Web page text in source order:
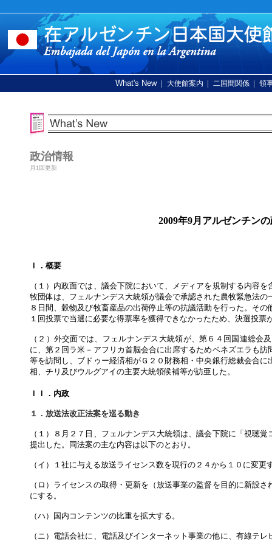
What's New | 大使館案内 | 二国間関係 | 領
政治情報
月1回更新
2009年9月アルゼンチン
Ｉ．概要
（１）内政面では、議会下院において、メディアを規制する内容
牧団体は、フェルナンデス大統領が議会で承認された農牧緊急法
８日間、穀物及び牧畜産品の出荷停止等の抗議活動を行った。そ
１回投票で当選に必要な得票率を獲得できなかったため、決選投票
（２）外交面では、フェルナンデス大統領が、第６４回国連総
に、第２回ラ米－アフリカ首脳会合に出席するためベネズエラも
等を訪問し、ブドゥー経済相がＧ２０財務相・中央銀行総裁会合
相、チリ及びウルグアイの主要大統領候補等が訪亜した。
ＩＩ．内政
１．放送法改正法案を巡る動き
（１）８月２７日、フェルナンデス大統領は、議会下院に「視聴
提出した。同法案の主な内容は以下のとおり。
（イ）１社に与える放送ライセンス数を現行の２４から１０に変更
（ロ）ライセンスの取得・更新を（放送事業の監督を目的に新設
にする。
（ハ）国内コンテンツの比重を拡大する。
（ニ）電話会社に、電話及びインターネット事業の他に、有線テ